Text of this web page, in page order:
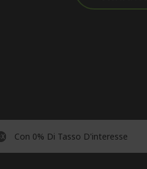
Con 0% Di Tasso D'interesse